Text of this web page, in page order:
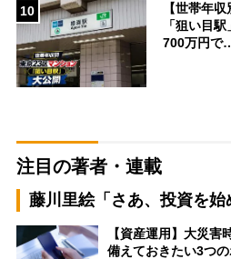
10
【世帯年
「狙い目
700万円で
注目の著者・連載
藤川里絵「さあ、投資を始
【資産運用】大災害
備えておきたい3つ